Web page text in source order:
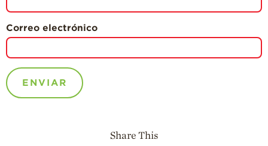
Correo electrónico
Share This